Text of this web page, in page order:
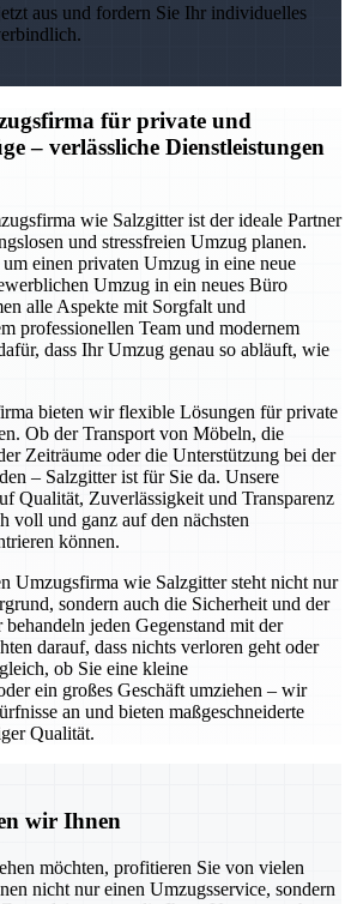
aus und fordern Sie Ihr individuelles
für private und
– verlässliche Dienstleistungen
wie Salzgitter ist der ideale Partner
und stressfreien Umzug planen.
einen privaten Umzug in eine neue
Umzug in ein neues Büro
alle Aspekte mit Sorgfalt und
professionellen Team und modernem
dass Ihr Umzug genau so abläuft, wie
bieten wir flexible Lösungen für private
Ob der Transport von Möbeln, die
Zeiträume oder die Unterstützung bei der
– Salzgitter ist für Sie da. Unsere
Qualität, Zuverlässigkeit und Transparenz
voll und ganz auf den nächsten
können.
Umzugsfirma wie Salzgitter steht nicht nur
sondern auch die Sicherheit und der
jeden Gegenstand mit der
darauf, dass nichts verloren geht oder
ob Sie eine kleine
ein großes Geschäft umziehen – wir
an und bieten maßgeschneiderte
Qualität.
wir Ihnen
möchten, profitieren Sie von vielen
nicht nur einen Umzugsservice, sondern